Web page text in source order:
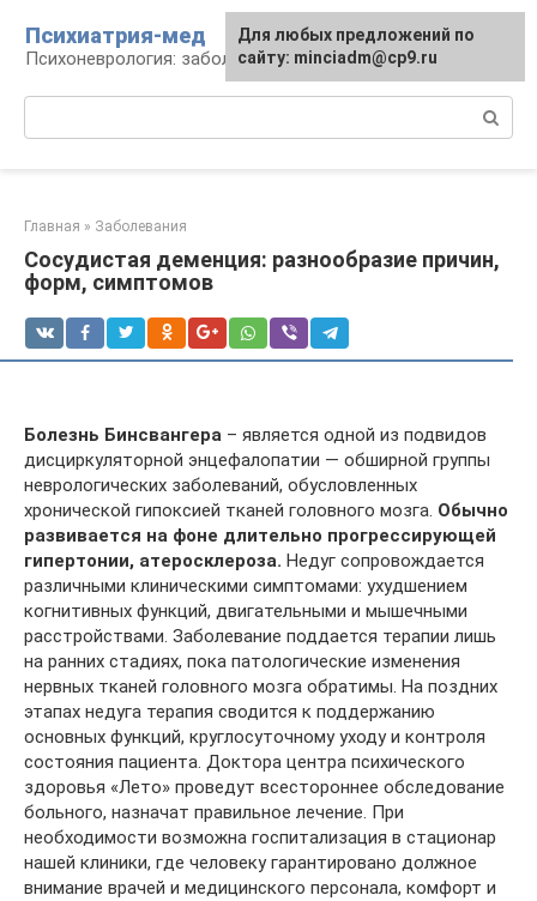
контенту
Психиатрия-мед
Психоневрология: заболевания и терапия
Главная » Заболевания
Сосудистая деменция: разнообразие причин,
форм, симптомов
Болезнь Бинсвангера – является одной из подвидов
дисциркуляторной энцефалопатии — обширной группы
неврологических заболеваний, обусловленных
хронической гипоксией тканей головного мозга. Обычно
развивается на фоне длительно прогрессирующей
гипертонии, атеросклероза. Недуг сопровождается
различными клиническими симптомами: ухудшением
когнитивных функций, двигательными и мышечными
расстройствами. Заболевание поддается терапии лишь
на ранних стадиях, пока патологические изменения
нервных тканей головного мозга обратимы. На поздних
этапах недуга терапия сводится к поддержанию
основных функций, круглосуточному уходу и контроля
состояния пациента. Доктора центра психического
здоровья «Лето» проведут всестороннее обследование
больного, назначат правильное лечение. При
необходимости возможна госпитализация в стационар
нашей клиники, где человеку гарантировано должное
внимание врачей и медицинского персонала, комфорт и
Для любых предложений по
сайту: minciadm@cp9.ru